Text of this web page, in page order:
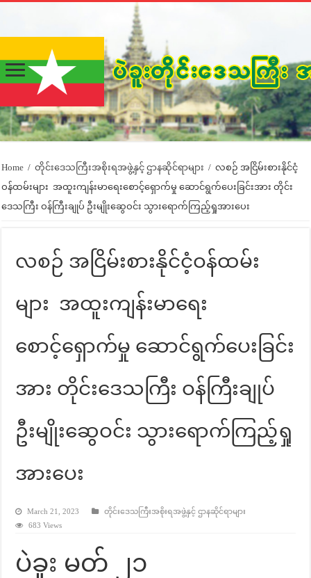
Home / တိုင်းဒေသကြီးအစိုးရအဖွဲ့နှင့် ဌာနဆိုင်ရာများ / လစဉ် အငြိမ်းစားနိုင်ငံ့
ဝန်ထမ်းများ အထူးကျန်းမာရေးစောင့်ရှောက်မှု ဆောင်ရွက်ပေးခြင်းအား တိုင်း
ဒေသကြီး ဝန်ကြီးချုပ် ဦးမျိုးဆွေဝင်း သွားရောက်ကြည့်ရှုအားပေး
လစဉ် အငြိမ်းစားနိုင်ငံ့ဝန်ထမ်း
များ အထူးကျန်းမာရေး
စောင့်ရှောက်မှု ဆောင်ရွက်ပေးခြင်း
အား တိုင်းဒေသကြီး ဝန်ကြီးချုပ်
ဦးမျိုးဆွေဝင်း သွားရောက်ကြည့်ရှု
အားပေး
March 21, 2023
တိုင်းဒေသကြီးအစိုးရအဖွဲ့နှင့် ဌာနဆိုင်ရာများ
683 Views
ပဲခူး မတ် ၂၁